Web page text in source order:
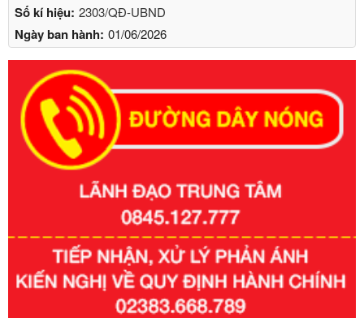
Số kí hiệu: 2303/QĐ-UBND
Ngày ban hành: 01/06/2026